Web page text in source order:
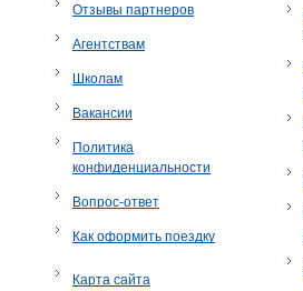
Отзывы партнеров
Агентствам
Школам
Вакансии
Политика
конфиденциальности
Вопрос-ответ
Как оформить поездку
Карта сайта